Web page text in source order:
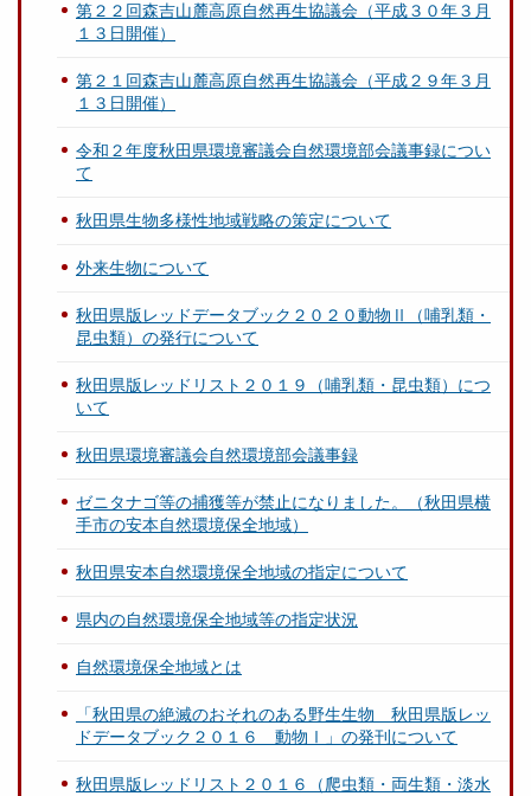
第２２回森吉山麓高原自然再生協議会（平成３０年３月
１３日開催）
第２１回森吉山麓高原自然再生協議会（平成２９年３月
１３日開催）
令和２年度秋田県環境審議会自然環境部会議事録につい
て
秋田県生物多様性地域戦略の策定について
外来生物について
秋田県版レッドデータブック２０２０動物Ⅱ（哺乳類・
昆虫類）の発行について
秋田県版レッドリスト２０１９（哺乳類・昆虫類）につ
いて
秋田県環境審議会自然環境部会議事録
ゼニタナゴ等の捕獲等が禁止になりました。（秋田県横
手市の安本自然環境保全地域）
秋田県安本自然環境保全地域の指定について
県内の自然環境保全地域等の指定状況
自然環境保全地域とは
「秋田県の絶滅のおそれのある野生生物 秋田県版レッ
ドデータブック２０１６ 動物Ⅰ」の発刊について
秋田県版レッドリスト２０１６（爬虫類・両生類・淡水